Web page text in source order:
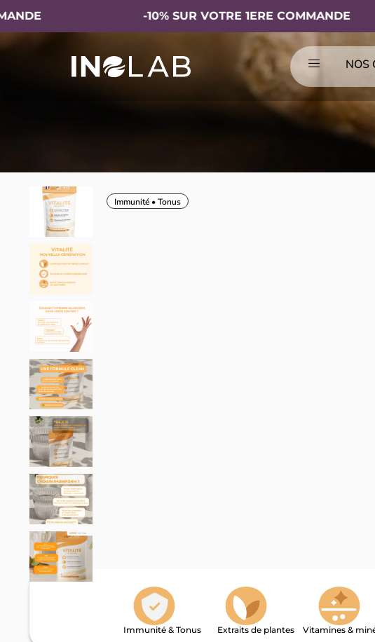
-10% SUR VOTRE 1ERE COMMANDE
NOS
Immunité • Tonus
Immunité & Tonus Extraits de plantes Vitamines &